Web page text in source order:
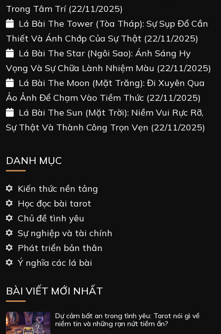
Trong Tâm Trí (22/11/2025)
Lá Bài The Tower (Tòa Tháp): Sự Sụp Đổ Cần
Thiết Và Ánh Chớp Của Sự Thật (22/11/2025)
Lá Bài The Star (Ngôi Sao): Ánh Sáng Hy
Vọng Và Sự Chữa Lành Nhiệm Màu (22/11/2025)
Lá Bài The Moon (Mặt Trăng): Đi Xuyên Qua
Ảo Ảnh Để Chạm Vào Tiềm Thức (22/11/2025)
Lá Bài The Sun (Mặt Trời): Niềm Vui Rực Rỡ,
Sự Thật Và Thành Công Trọn Vẹn (22/11/2025)
DANH MỤC
Kiến thức nền tảng
Học đọc bài tarot
Chủ đề tình yêu
Sự nghiệp và tài chính
Phát triển bản thân
Ý nghĩa các lá bài
BÀI VIẾT MỚI NHẤT
Dự cảm bất an trong tình yêu: Tarot nói gì về
niềm tin và những rạn nứt tiềm ẩn?